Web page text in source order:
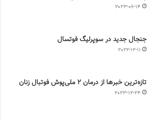
2023-06-14
جنجال جدید در سوپرلیگ فوتسال
2022-12-11
تازه‌ترین خبرها از درمان ۲ ملی‌پوش فوتبال زنان
2023-12-24